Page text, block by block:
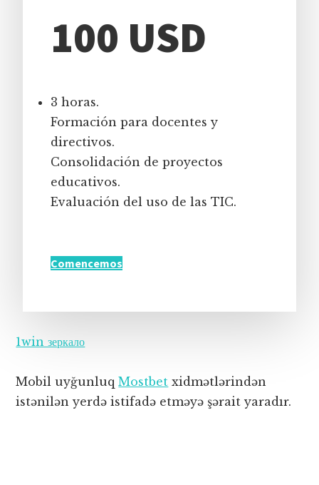
100 USD
3 horas.
Formación para docentes y
directivos.
Consolidación de proyectos
educativos.
Evaluación del uso de las TIC.
Comencemos
1win зеркало
Mobil uyğunluqMostbet xidmətlərindən
istənilən yerdə istifadə etməyə şərait yaradır.